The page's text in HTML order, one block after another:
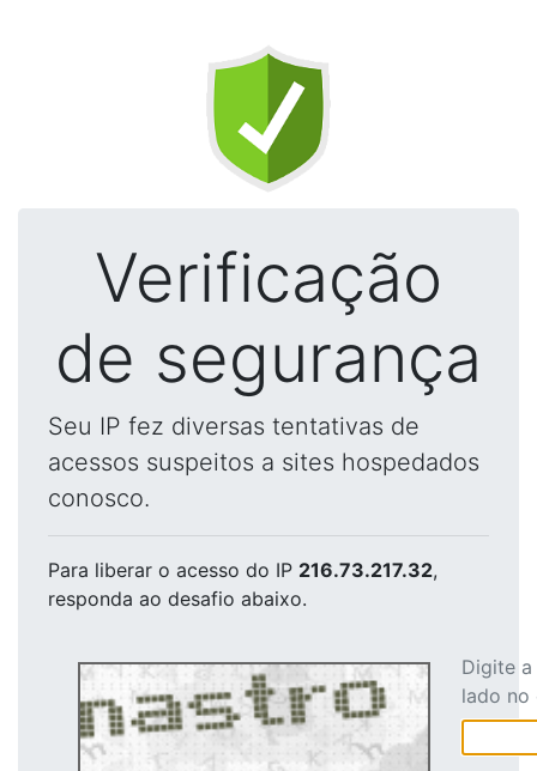
Verificação
de segurança
Seu IP fez diversas tentativas de
acessos suspeitos a sites hospedados
conosco.
Para liberar o acesso do IP 216.73.217.32,
responda ao desafio abaixo.
Digite
lado no